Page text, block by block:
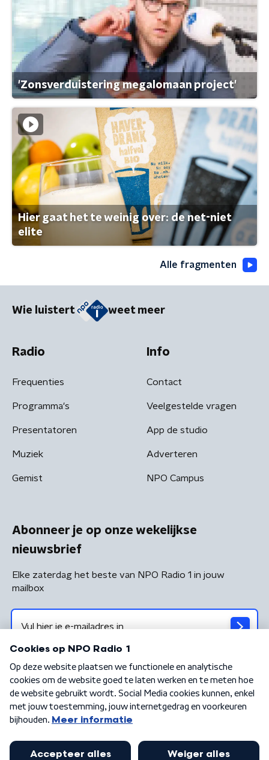
'Zonsverduistering megalomaan project'
Hier gaat het te weinig over: de net-niet
elite
Alle fragmenten
Wie luistert weet meer
Radio
Frequenties
Programma's
Presentatoren
Muziek
Gemist
Info
Contact
Veelgestelde vragen
App de studio
Adverteren
NPO Campus
Abonneer je op onze wekelijkse
nieuwsbrief
Elke zaterdag het beste van NPO Radio 1 in jouw
mailbox
Algemene voorwaarden Privacybeleid